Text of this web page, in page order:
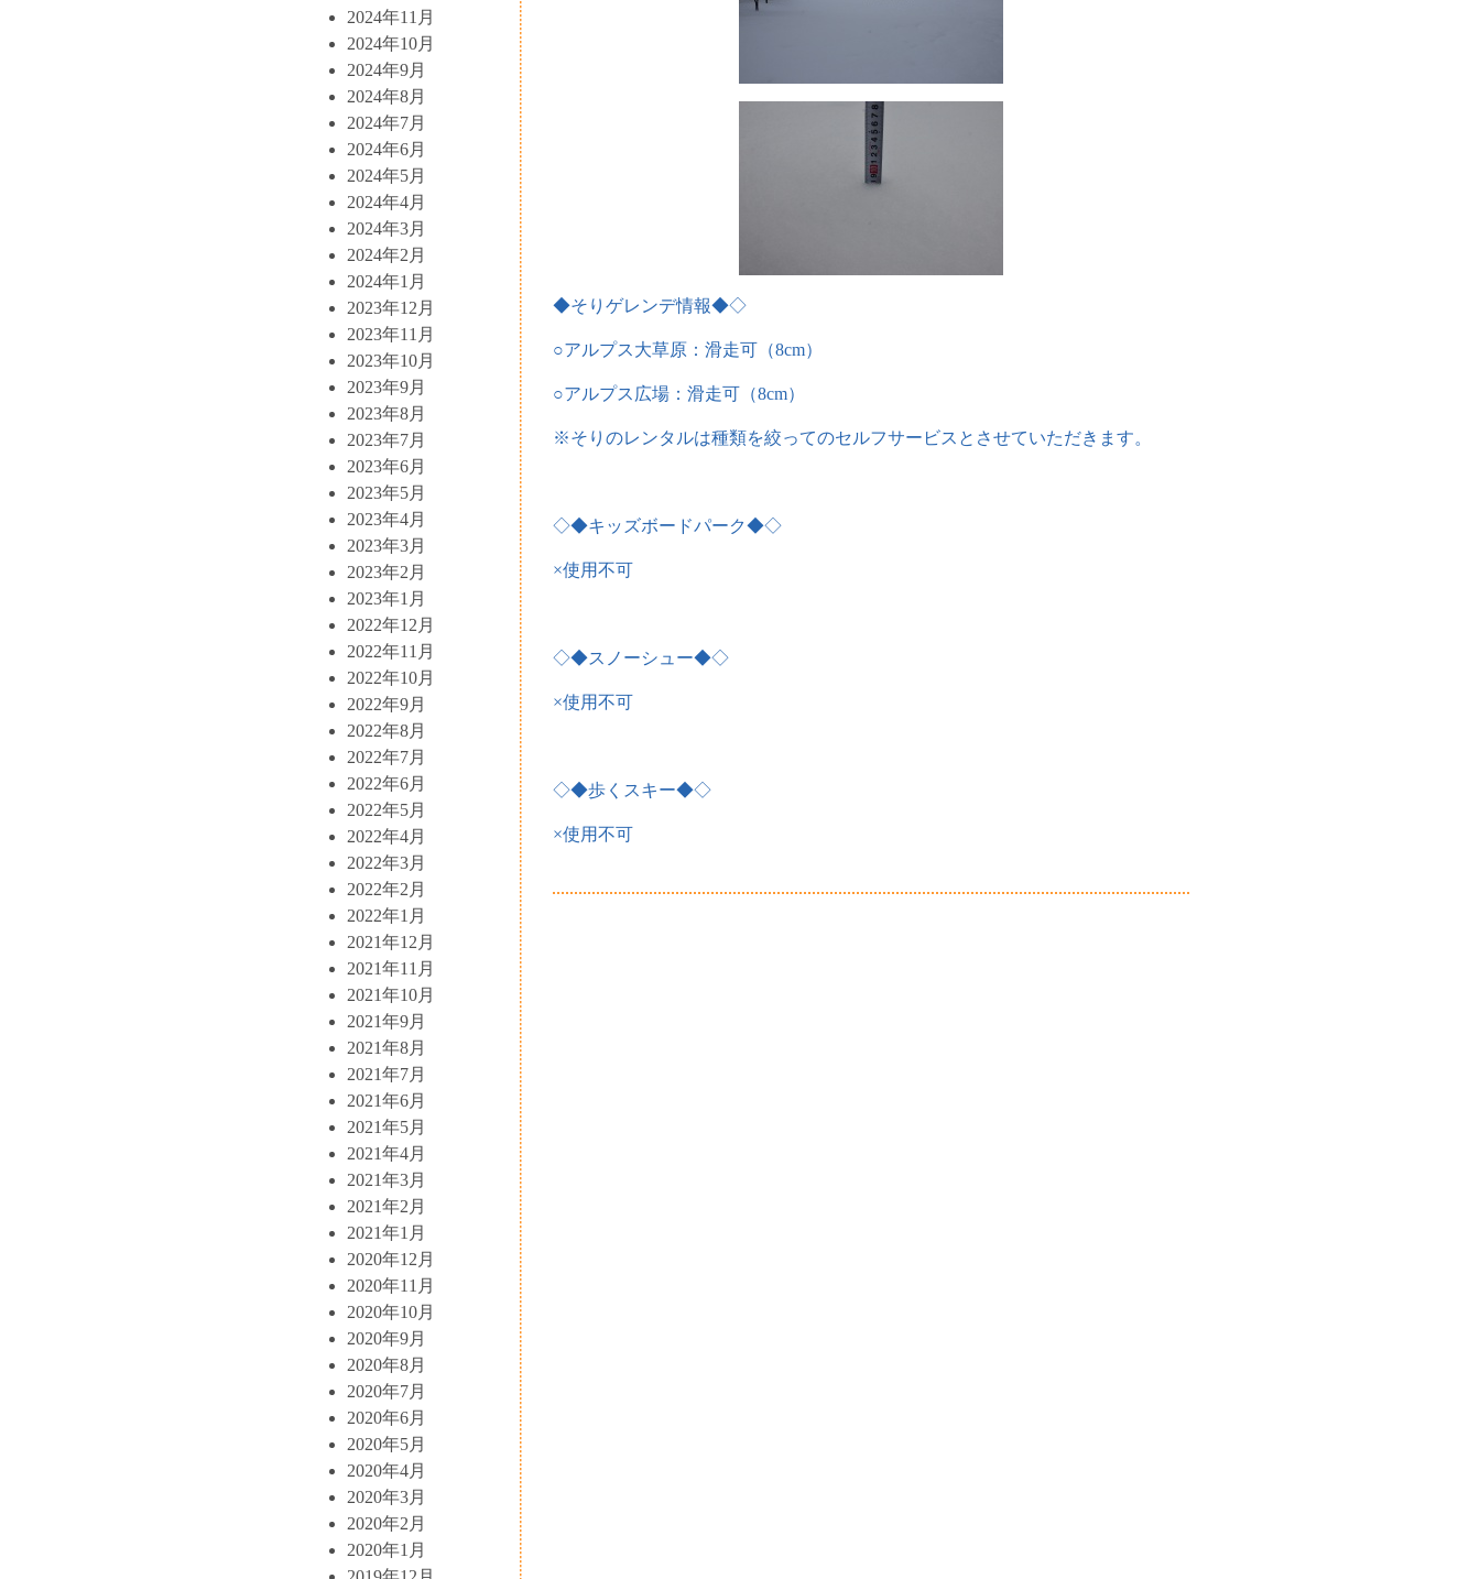
2024年11月
2024年10月
2024年9月
2024年8月
2024年7月
2024年6月
2024年5月
2024年4月
2024年3月
2024年2月
2024年1月
2023年12月
2023年11月
2023年10月
2023年9月
2023年8月
2023年7月
2023年6月
2023年5月
2023年4月
2023年3月
2023年2月
2023年1月
2022年12月
2022年11月
2022年10月
2022年9月
2022年8月
2022年7月
2022年6月
2022年5月
2022年4月
2022年3月
2022年2月
2022年1月
2021年12月
2021年11月
2021年10月
2021年9月
2021年8月
2021年7月
2021年6月
2021年5月
2021年4月
2021年3月
2021年2月
2021年1月
2020年12月
2020年11月
2020年10月
2020年9月
2020年8月
2020年7月
2020年6月
2020年5月
2020年4月
2020年3月
2020年2月
2020年1月
◆そりゲレンデ情報◆◇
○アルプス大草原：滑走可（8cm）
○アルプス広場：滑走可（8cm）
※そりのレンタルは種類を絞ってのセルフサービスとさせていただきます。
◇◆キッズボードパーク◆◇
×使用不可
◇◆スノーシュー◆◇
×使用不可
◇◆歩くスキー◆◇
×使用不可